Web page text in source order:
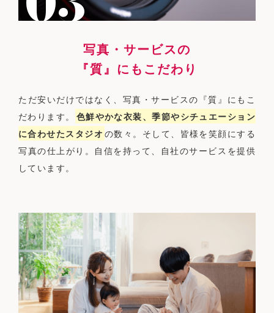
写真・サービスの
『質』にもこだわり
ただ安いだけではなく、写真・サービスの『質』にもこ
だわります。
色鮮やかな衣装、季節やシチュエーション
に合わせたスタジオ の数々。そして、皆様を笑顔にする
写真の仕上がり。自信を持って、自社のサービスを提供
しています。